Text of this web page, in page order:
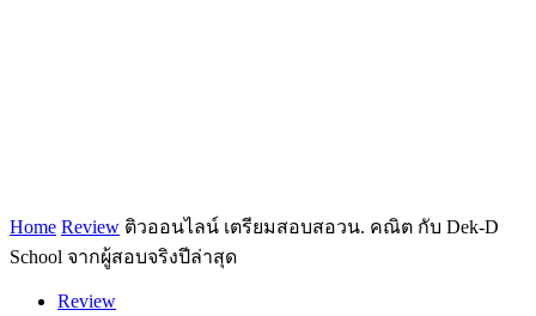
Home Review ติวออนไลน์ เตรียมสอบสอวน. คณิต กับ Dek-D
School จากผู้สอบจริงปีล่าสุด
Review